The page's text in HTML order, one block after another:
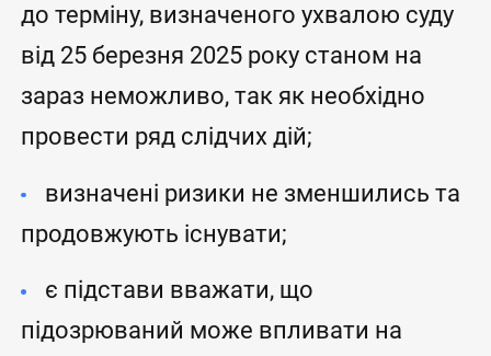
до терміну, визначеного ухвалою суду
від 25 березня 2025 року станом на
зараз неможливо, так як необхідно
провести ряд слідчих дій;
визначені ризики не зменшились та
продовжують існувати;
є підстави вважати, що
підозрюваний може впливати на